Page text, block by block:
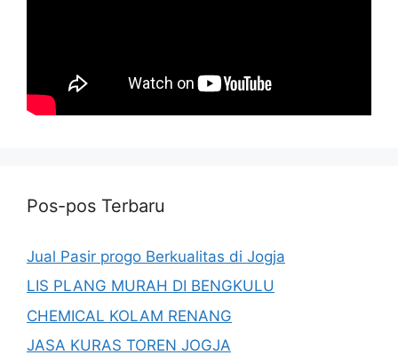
Pos-pos Terbaru
Jual Pasir progo Berkualitas di Jogja
LIS PLANG MURAH DI BENGKULU
CHEMICAL KOLAM RENANG
JASA KURAS TOREN JOGJA